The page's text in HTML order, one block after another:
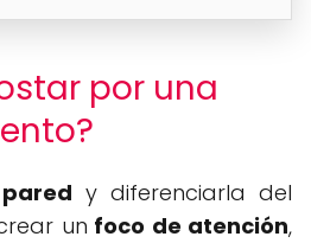
por una
y diferenciarla del
un foco de atención,